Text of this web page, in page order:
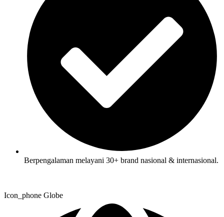
Berpengalaman melayani 30+ brand nasional & internasional.
Icon_phone Globe